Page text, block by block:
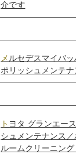
介です
メルセデスマイバッハ S650／ファインラボ
ポリッシュメンテ
トヨタ グランエース／ファインラボ ポリッ
シュメンテナンス
ルームクリーニン